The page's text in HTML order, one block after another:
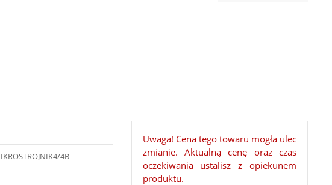
4B
Uwaga! Cena tego towaru mogła ulec
zmianie. Aktualną cenę oraz czas
oczekiwania ustalisz z opiekunem
produktu.